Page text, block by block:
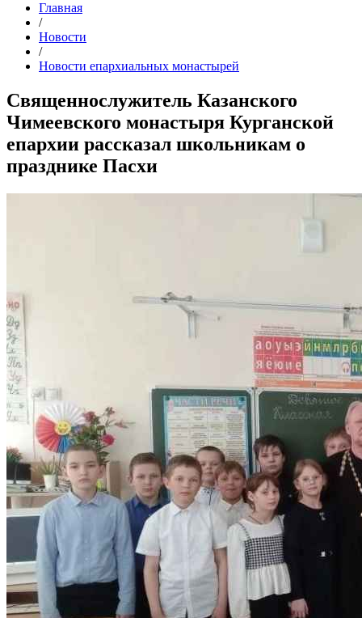
Главная
/
Новости
/
Новости епархиальных монастырей
Священнослужитель Казанского
Чимеевского монастыря Курганской
епархии рассказал школьникам о
празднике Пасхи